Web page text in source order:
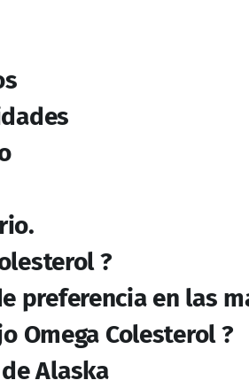
Y/O LACTANDO
EDAD
Y DE QUIEN LO CONSUMA.